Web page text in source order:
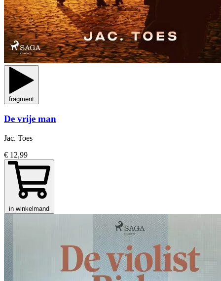
fragment
De vrije man
Jac. Toes
€ 12,99
in winkelmand